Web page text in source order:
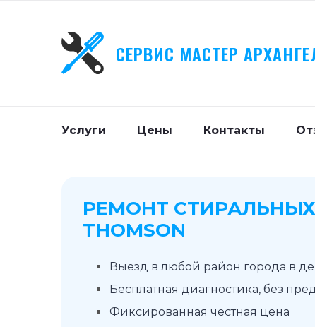
СЕРВИС МАСТЕР
Услуги Цены Контакты
РЕМОНТ
THOMSON
Выезд в любой район города в
Бесплатная диагностика, без
Фиксированная честная цена